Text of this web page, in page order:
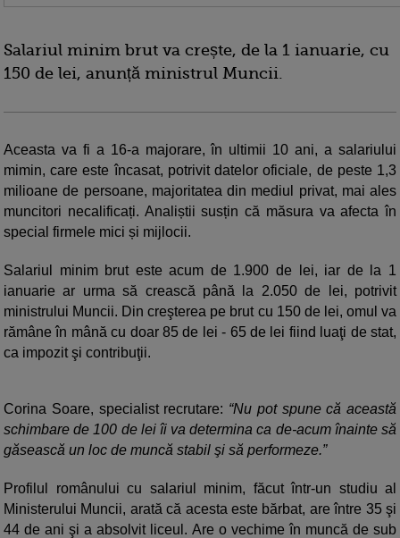
Salariul minim brut va crește, de la 1 ianuarie, cu
150 de lei, anunță ministrul Muncii.
Aceasta va fi a 16-a majorare, în ultimii 10 ani, a salariului
mimin, care este încasat, potrivit datelor oficiale, de peste 1,3
milioane de persoane, majoritatea din mediul privat, mai ales
muncitori necalificați. Analiștii susțin că măsura va afecta în
special firmele mici și mijlocii.
Salariul minim brut este acum de 1.900 de lei, iar de la 1
ianuarie ar urma să crească până la 2.050 de lei, potrivit
ministrului Muncii. Din creşterea pe brut cu 150 de lei, omul va
rămâne în mână cu doar 85 de lei - 65 de lei fiind luaţi de stat,
ca impozit şi contribuţii.
Corina Soare, specialist recrutare: “Nu pot spune că această
schimbare de 100 de lei îi va determina ca de-acum înainte să
găsească un loc de muncă stabil şi să performeze.”
Profilul românului cu salariul minim, făcut într-un studiu al
Ministerului Muncii, arată că acesta este bărbat, are între 35 şi
44 de ani şi a absolvit liceul. Are o vechime în muncă de sub